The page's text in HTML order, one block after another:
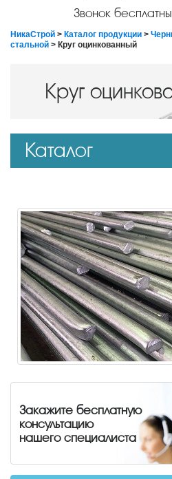
Звонок
НикаСтрой > Каталог продукции >
стальной > Круг оцинкованный
Круг
Каталог
Закажите бесплатную
консультацию
нашего специалиста